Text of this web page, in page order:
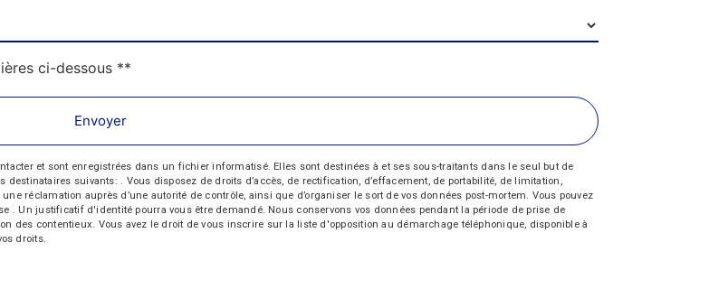
ci-dessous **
Envoyer
et sont enregistrées dans un fichier informatisé. Elles sont destinées à et ses sous-traitants dans le seul but de
suivants: . Vous disposez de droits d’accès, de rectification, d’effacement, de portabilité, de limitation,
réclamation auprès d’une autorité de contrôle, ainsi que d’organiser le sort de vos données post-mortem. Vous pouvez
. Un justificatif d'identité pourra vous être demandé. Nous conservons vos données pendant la période de prise de
des contentieux. Vous avez le droit de vous inscrire sur la liste d'opposition au démarchage téléphonique, disponible à
droits.